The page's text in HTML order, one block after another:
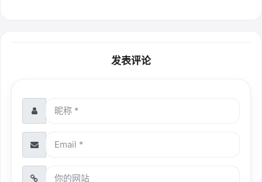
发表评论